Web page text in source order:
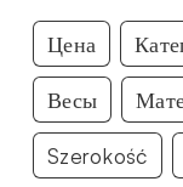
Цена
Весы
Szerokość